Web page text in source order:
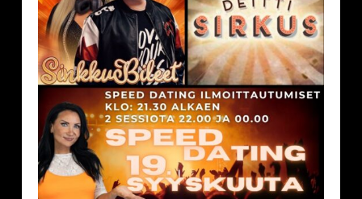
Deittisirkus
Speed
Dating,
Tulisuudelma/Hotelli
Vantaalla